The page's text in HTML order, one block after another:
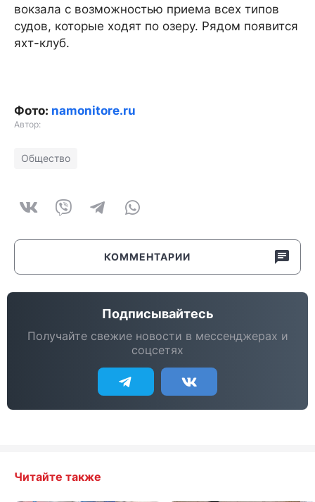
вокзала с возможностью приема всех типов
судов, которые ходят по озеру. Рядом появится
яхт-клуб.
Фото: namonitore.ru
Автор:
Общество
КОММЕНТАРИИ
Подписывайтесь
Получайте свежие новости в мессенджерах и
соцсетях
Читайте также